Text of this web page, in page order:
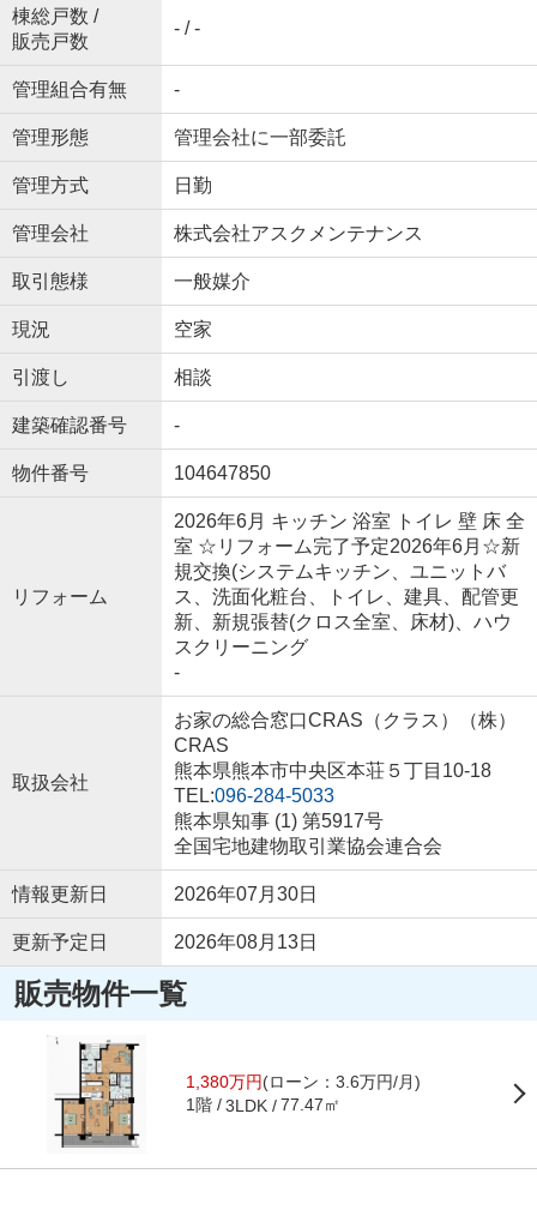
棟総戸数 /
販売戸数
- / -
管理組合有無 -
管理形態 管理会社に一部委託
管理方式 日勤
管理会社 株式会社アスクメンテナンス
取引態様 一般媒介
現況 空家
引渡し 相談
建築確認番号 -
物件番号 104647850
リフォーム
2026年6月 キッチン 浴室 トイレ 壁 床 全
室 ☆リフォーム完了予定2026年6月☆新
規交換(システムキッチン、ユニットバ
ス、洗面化粧台、トイレ、建具、配管更
新、新規張替(クロス全室、床材)、ハウ
スクリーニング
-
取扱会社
お家の総合窓口CRAS（クラス）（株）
CRAS
熊本県熊本市中央区本荘５丁目10-18
TEL:096-284-5033
熊本県知事 (1) 第5917号
全国宅地建物取引業協会連合会
情報更新日 2026年07月30日
更新予定日 2026年08月13日
販売物件一覧
1,380万円(ローン：3.6万円/月)
1階 3LDK 77.47㎡